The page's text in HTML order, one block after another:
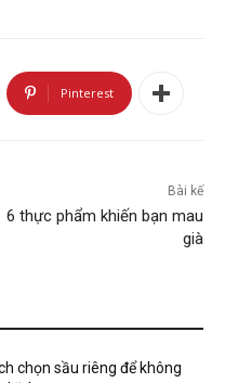
Pinterest
Bài kế
6 thực phẩm khiến bạn mau
già
chọn sầu riêng để không